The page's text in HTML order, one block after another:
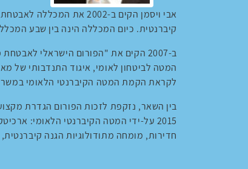
אבי ויסמן הקים ב-2002 את
קיברנטית. כיום המכללה הינה בין שבע
ב-2007 הקים את "הפורום הישראלי
המטה לביטחון לאומי, איגוד התנדבותי של
לקראת הקמת המטה הקיברנטי הלאומי במשרד
בין השאר, נזקפת לזכות הפורום הגדרת
חדירות, מומחה מתודולוגיות הגנה